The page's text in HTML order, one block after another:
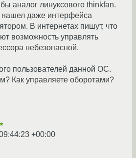
аналог линуксового thinkfan.
нашел даже интерфейса
В интернетах пишут, что
возможность управлять
небезопасной.
пользователей данной ОС.
Как управляете оборотами?
+00:00